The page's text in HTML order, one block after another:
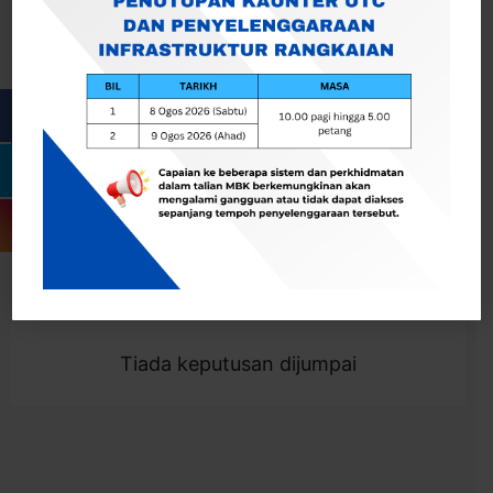
Togol Penapis
Showing 0 result
Tiada keputusan dijumpai